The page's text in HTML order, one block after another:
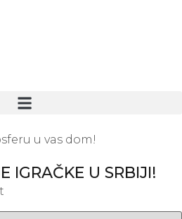
u vas dom!
IGRAČKE U SRBIJI!